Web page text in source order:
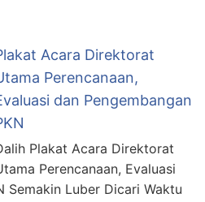
Acara Direktorat
Perencanaan,
dan Pengembangan
Plakat Acara Direktorat
Perencanaan, Evaluasi
Semakin Luber Dicari Waktu